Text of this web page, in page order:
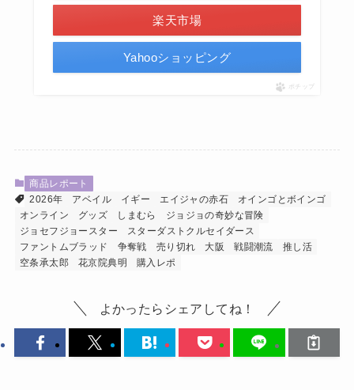
楽天市場
Yahooショッピング
ポチップ
商品レポート
2026年
アベイル イギー エイジャの赤石
オインゴとボインゴ
オンライン
グッズ しまむら
ジョジョの奇妙な冒険
ジョセフジョースター
スターダストクルセイダース
ファントムブラッド
争奪戦 売り切れ 大阪 戦闘潮流
推し活
空条承太郎
花京院典明 購入レポ
よかったらシェアしてね！